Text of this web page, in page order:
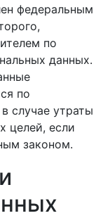
федеральным
по
данных.
по
случае утраты
целей, если
законом.